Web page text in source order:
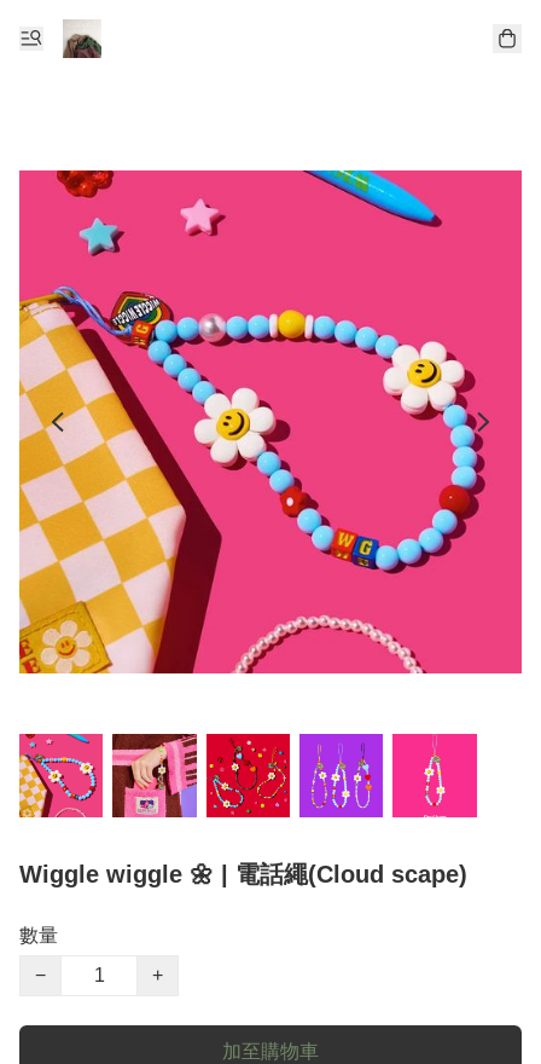
Wiggle wiggle 🌼 | 電話繩(Cloud scape)
數量
−
+
加至購物車